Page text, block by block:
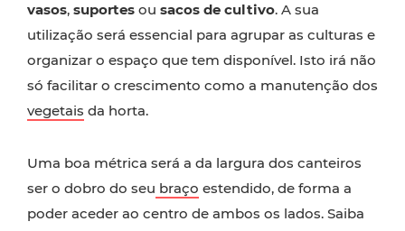
vasos, suportes ou sacos de cultivo. A sua
utilização será essencial para agrupar as culturas e
organizar o espaço que tem disponível. Isto irá não
só facilitar o crescimento como a manutenção dos
vegetais da horta.
Uma boa métrica será a da largura dos canteiros
ser o dobro do seu braço estendido, de forma a
poder aceder ao centro de ambos os lados. Saiba